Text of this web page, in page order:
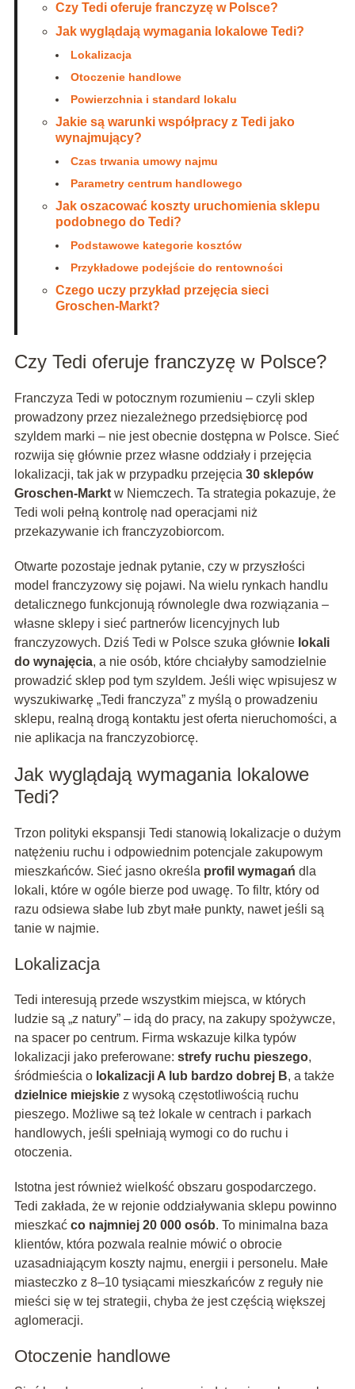
Czy Tedi oferuje franczyzę w Polsce?
Jak wyglądają wymagania lokalowe Tedi?
Lokalizacja
Otoczenie handlowe
Powierzchnia i standard lokalu
Jakie są warunki współpracy z Tedi jako
wynajmujący?
Czas trwania umowy najmu
Parametry centrum handlowego
Jak oszacować koszty uruchomienia sklepu
podobnego do Tedi?
Podstawowe kategorie kosztów
Przykładowe podejście do rentowności
Czego uczy przykład przejęcia sieci
Groschen-Markt?
Czy Tedi oferuje franczyzę w Polsce?
Franczyza Tedi w potocznym rozumieniu – czyli sklep
prowadzony przez niezależnego przedsiębiorcę pod
szyldem marki – nie jest obecnie dostępna w Polsce. Sieć
rozwija się głównie przez własne oddziały i przejęcia
lokalizacji, tak jak w przypadku przejęcia 30 sklepów
Groschen-Marktw Niemczech. Ta strategia pokazuje, że
Tedi woli pełną kontrolę nad operacjami niż
przekazywanie ich franczyzobiorcom.
Otwarte pozostaje jednak pytanie, czy w przyszłości
model franczyzowy się pojawi. Na wielu rynkach handlu
detalicznego funkcjonują równolegle dwa rozwiązania –
własne sklepy i sieć partnerów licencyjnych lub
franczyzowych. Dziś Tedi w Polsce szuka głównie lokali
do wynajęcia, a nie osób, które chciałyby samodzielnie
prowadzić sklep pod tym szyldem. Jeśli więc wpisujesz w
wyszukiwarkę „Tedi franczyza” z myślą o prowadzeniu
sklepu, realną drogą kontaktu jest oferta nieruchomości, a
nie aplikacja na franczyzobiorcę.
Jak wyglądają wymagania lokalowe
Tedi?
Trzon polityki ekspansji Tedi stanowią lokalizacje o dużym
natężeniu ruchu i odpowiednim potencjale zakupowym
mieszkańców. Sieć jasno określa profil wymagań dla
lokali, które w ogóle bierze pod uwagę. To filtr, który od
razu odsiewa słabe lub zbyt małe punkty, nawet jeśli są
tanie w najmie.
Lokalizacja
Tedi interesują przede wszystkim miejsca, w których
ludzie są „z natury” – idą do pracy, na zakupy spożywcze,
na spacer po centrum. Firma wskazuje kilka typów
lokalizacji jako preferowane: strefy ruchu pieszego,
śródmieścia o lokalizacji A lub bardzo dobrej B, a także
dzielnice miejskiez wysoką częstotliwością ruchu
pieszego. Możliwe są też lokale w centrach i parkach
handlowych, jeśli spełniają wymogi co do ruchu i
otoczenia.
Istotna jest również wielkość obszaru gospodarczego.
Tedi zakłada, że w rejonie oddziaływania sklepu powinno
mieszkać co najmniej 20 000 osób. To minimalna baza
klientów, która pozwala realnie mówić o obrocie
uzasadniającym koszty najmu, energii i personelu. Małe
miasteczko z 8–10 tysiącami mieszkańców z reguły nie
mieści się w tej strategii, chyba że jest częścią większej
aglomeracji.
Otoczenie handlowe